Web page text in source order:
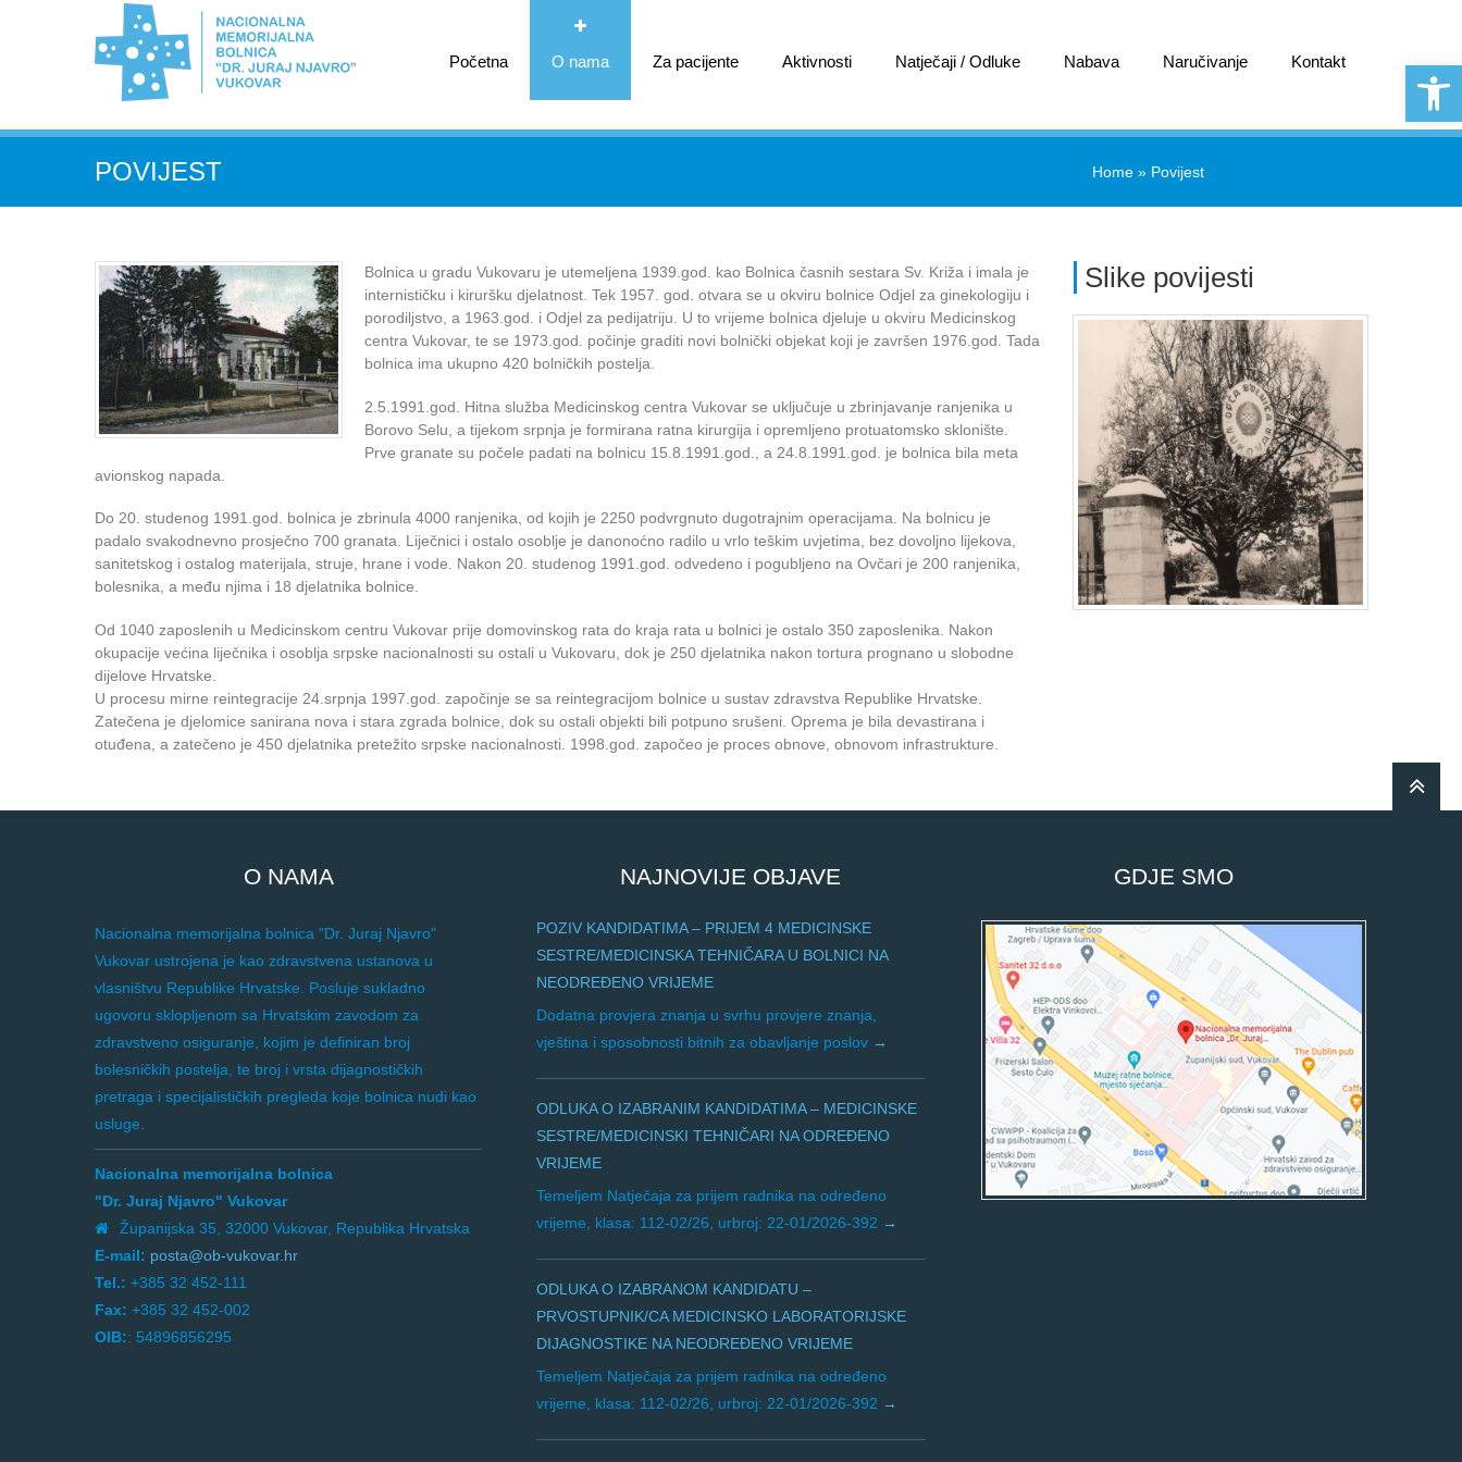
Početna O nama Za pacijente Aktivnosti Natječaji / Odluke Nabava Naručivanje Kontakt
POVIJEST Home » Povijest
Slike povijesti
Bolnica u gradu Vukovaru je utemeljena 1939.god. kao Bolnica časnih sestara Sv. Križa i imala je
internističku i kiruršku djelatnost. Tek 1957. god. otvara se u okviru bolnice Odjel za ginekologiju i
porodiljstvo, a 1963.god. i Odjel za pedijatriju. U to vrijeme bolnica djeluje u okviru Medicinskog
centra Vukovar, te se 1973.god. počinje graditi novi bolnički objekat koji je završen 1976.god. Tada
bolnica ima ukupno 420 bolničkih postelja.
2.5.1991.god. Hitna služba Medicinskog centra Vukovar se uključuje u zbrinjavanje ranjenika u
Borovo Selu, a tijekom srpnja je formirana ratna kirurgija i opremljeno protuatomsko sklonište.
Prve granate su počele padati na bolnicu 15.8.1991.god., a 24.8.1991.god. je bolnica bila meta
avionskog napada.
Do 20. studenog 1991.god. bolnica je zbrinula 4000 ranjenika, od kojih je 2250 podvrgnuto dugotrajnim operacijama. Na bolnicu je
padalo svakodnevno prosječno 700 granata. Liječnici i ostalo osoblje je danonoćno radilo u vrlo teškim uvjetima, bez dovoljno lijekova,
sanitetskog i ostalog materijala, struje, hrane i vode. Nakon 20. studenog 1991.god. odvedeno i pogubljeno na Ovčari je 200 ranjenika,
bolesnika, a među njima i 18 djelatnika bolnice.
Od 1040 zaposlenih u Medicinskom centru Vukovar prije domovinskog rata do kraja rata u bolnici je ostalo 350 zaposlenika. Nakon
okupacije većina liječnika i osoblja srpske nacionalnosti su ostali u Vukovaru, dok je 250 djelatnika nakon tortura prognano u slobodne
dijelove Hrvatske.
U procesu mirne reintegracije 24.srpnja 1997.god. započinje se sa reintegracijom bolnice u sustav zdravstva Republike Hrvatske.
Zatečena je djelomice sanirana nova i stara zgrada bolnice, dok su ostali objekti bili potpuno srušeni. Oprema je bila devastirana i
otuđena, a zatečeno je 450 djelatnika pretežito srpske nacionalnosti. 1998.god. započeo je proces obnove, obnovom infrastrukture.
O NAMA
Nacionalna memorijalna bolnica "Dr. Juraj Njavro"
Vukovar ustrojena je kao zdravstvena ustanova u
vlasništvu Republike Hrvatske. Posluje sukladno
ugovoru sklopljenom sa Hrvatskim zavodom za
zdravstveno osiguranje, kojim je definiran broj
bolesničkih postelja, te broj i vrsta dijagnostičkih
pretraga i specijalističkih pregleda koje bolnica nudi kao
usluge.
Nacionalna memorijalna bolnica
"Dr. Juraj Njavro" Vukovar
Županijska 35, 32000 Vukovar, Republika Hrvatska
E-mail: posta@ob-vukovar.hr
Tel.: +385 32 452-111
Fax: +385 32 452-002
OIB:: 54896856295
NAJNOVIJE OBJAVE
POZIV KANDIDATIMA – PRIJEM 4 MEDICINSKE
SESTRE/MEDICINSKA TEHNIČARA U BOLNICI NA
NEODREĐENO VRIJEME
Dodatna provjera znanja u svrhu provjere znanja,
vještina i sposobnosti bitnih za obavljanje poslov
ODLUKA O IZABRANIM KANDIDATIMA – MEDICINSKE
SESTRE/MEDICINSKI TEHNIČARI NA ODREĐENO
VRIJEME
Temeljem Natječaja za prijem radnika na određeno
vrijeme, klasa: 112-02/26, urbroj: 22-01/2026-392
ODLUKA O IZABRANOM KANDIDATU –
PRVOSTUPNIK/CA MEDICINSKO LABORATORIJSKE
DIJAGNOSTIKE NA NEODREĐENO VRIJEME
Temeljem Natječaja za prijem radnika na određeno
vrijeme, klasa: 112-02/26, urbroj: 22-01/2026-392
GDJE SMO